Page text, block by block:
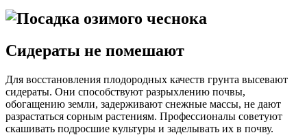
Сидераты не помешают
Для восстановления плодородных качеств грунта высевают
сидераты. Они способствуют разрыхлению почвы,
обогащению земли, задерживают снежные массы, не дают
разрастаться сорным растениям. Профессионалы советуют
скашивать подросшие культуры и заделывать их в почву.